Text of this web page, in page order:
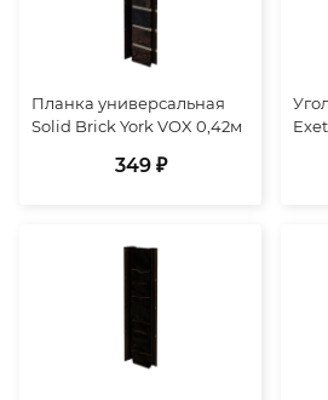
Планка универсальная
Solid Brick York VOX 0,42м
349 ₽